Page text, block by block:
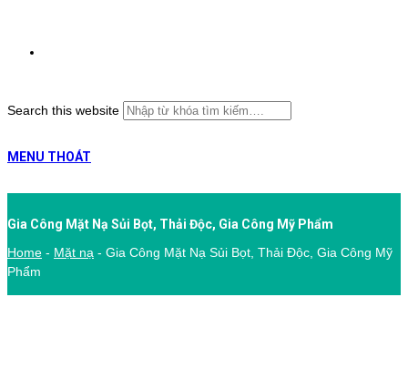
Search this website
MENU THOÁT
Gia Công Mặt Nạ Sủi Bọt, Thải Độc, Gia Công Mỹ Phẩm
Home - Mặt nạ - Gia Công Mặt Nạ Sủi Bọt, Thải Độc, Gia Công Mỹ
Phẩm